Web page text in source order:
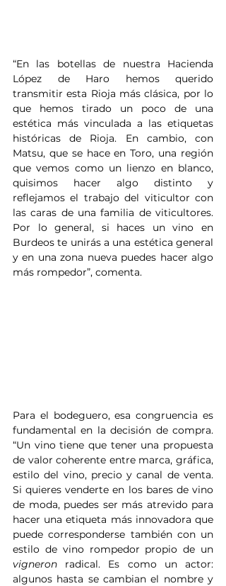
“En las botellas de nuestra Hacienda
López de Haro hemos querido
transmitir esta Rioja más clásica, por lo
que hemos tirado un poco de una
estética más vinculada a las etiquetas
históricas de Rioja. En cambio, con
Matsu, que se hace en Toro, una región
que vemos como un lienzo en blanco,
quisimos hacer algo distinto y
reflejamos el trabajo del viticultor con
las caras de una familia de viticultores.
Por lo general, si haces un vino en
Burdeos te unirás a una estética general
y en una zona nueva puedes hacer algo
más rompedor”, comenta.
Para el bodeguero, esa congruencia es
fundamental en la decisión de compra.
“Un vino tiene que tener una propuesta
de valor coherente entre marca, gráfica,
estilo del vino, precio y canal de venta.
Si quieres venderte en los bares de vino
de moda, puedes ser más atrevido para
hacer una etiqueta más innovadora que
puede corresponderse también con un
vigneron radical. Es como un actor:
algunos hasta se cambian el nombre y